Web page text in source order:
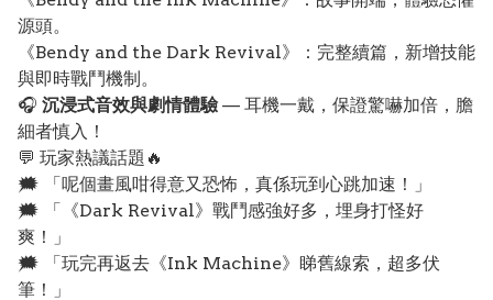
源頭。
《Bendy and the Dark Revival》：完整續篇，新增技能
與即時戰鬥機制。
🎧 沉浸式音效與劇情體驗 — 耳機一戴，保證驚嚇加倍，膽
細者慎入！
💬 玩家熱議話題🔥
🗯️ 「呢個畫風咁得意又恐怖，真係玩到心跳加速！」
🗯️ 「《Dark Revival》戰鬥感強好多，埋身打怪好
爽！」
🗯️ 「玩完再返去《Ink Machine》睇舊線索，超多伏
筆！」